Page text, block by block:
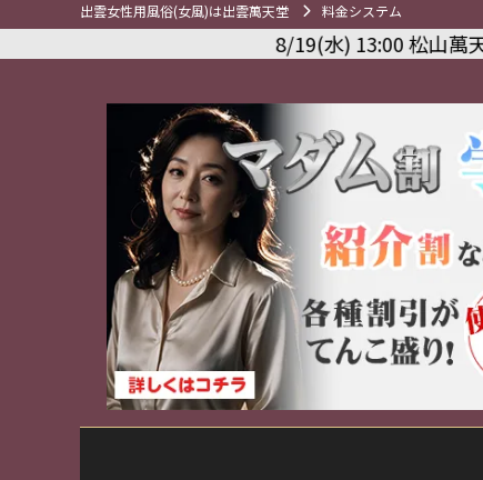
出雲女性用風俗(女風)は出雲萬天堂 料金システム
8/19(水) 13:00 松山萬天堂 秋優さん＜施術